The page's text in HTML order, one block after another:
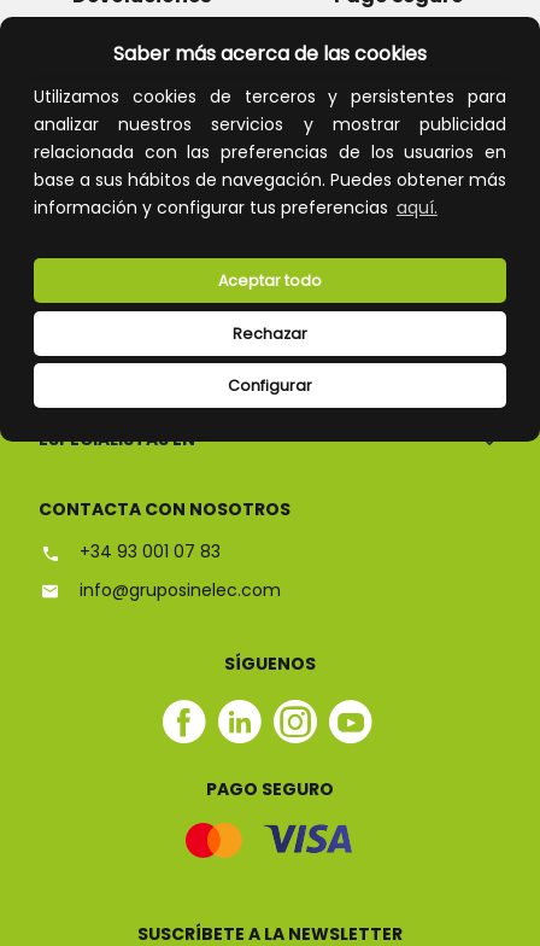
Saber más acerca de las cookies
Utilizamos cookies de terceros y persistentes para
analizar nuestros servicios y mostrar publicidad
relacionada con las preferencias de los usuarios en
base a sus hábitos de navegación. Puedes obtener más
información y configurar tus preferencias aquí.
Configurar
Rechazar
Aceptar todo
Atención al cliente
CONÓCENOS
ESPECIALISTAS EN
CONTACTA CON NOSOTROS
+34 93 001 07 83
info@gruposinelec.com
SÍGUENOS
Facebook
Linkedin
Instagram
Youtube
PAGO SEGURO
SUSCRÍBETE A LA NEWSLETTER